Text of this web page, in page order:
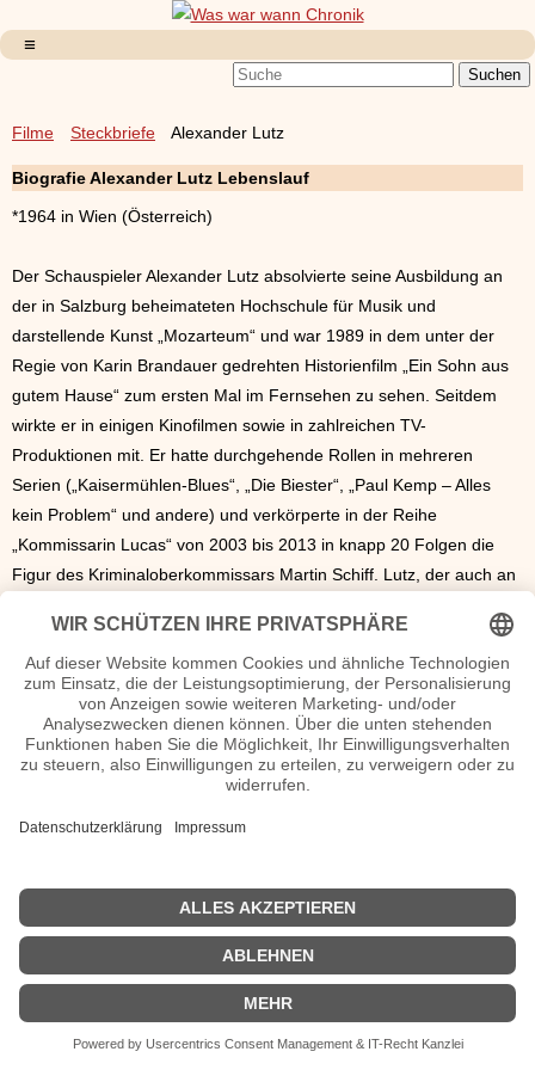
Filme Steckbriefe Alexander Lutz
Biografie Alexander Lutz Lebenslauf
*1964 in Wien (Österreich)
Der Schauspieler Alexander Lutz absolvierte seine Ausbildung an
der in Salzburg beheimateten Hochschule für Musik und
darstellende Kunst „Mozarteum“ und war 1989 in dem unter der
Regie von Karin Brandauer gedrehten Historienfilm „Ein Sohn aus
gutem Hause“ zum ersten Mal im Fernsehen zu sehen. Seitdem
wirkte er in einigen Kinofilmen sowie in zahlreichen TV-
Produktionen mit. Er hatte durchgehende Rollen in mehreren
Serien („Kaisermühlen-Blues“, „Die Biester“, „Paul Kemp – Alles
kein Problem“ und andere) und verkörperte in der Reihe
„Kommissarin Lucas“ von 2003 bis 2013 in knapp 20 Folgen die
Figur des Kriminaloberkommissars Martin Schiff. Lutz, der auch an
Josefstadt und andere) engagiert war, ist zudem als Komponist und
als Pianist tätig. Im Rahmen seiner Karriere als Musiker hat er sich
intensiv mit dem Werk und dem Leben vonWolfgang Amadeus
Mozartauseinandergesetzt. Er lebt in seiner Geburtsstadt.
Alexander Lutz Seiten, Kurzbio, Familie, verheiratet, Herkunft etc.
Instagram Seite
| © 2013–2023 was-war-wann.de. Alle Rechte vorbehalten. |
| Kurzbio | Vita | Herkunft |